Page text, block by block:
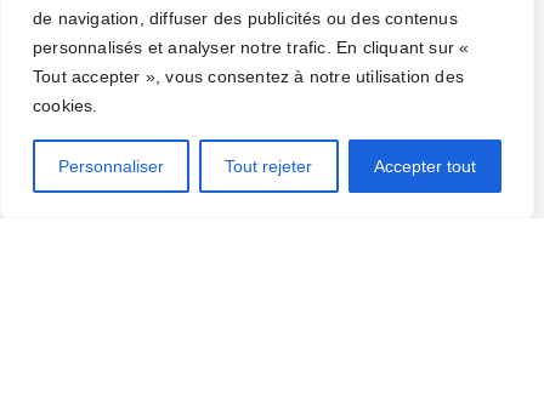
de navigation, diffuser des publicités ou des contenus
personnalisés et analyser notre trafic. En cliquant sur «
Tout accepter », vous consentez à notre utilisation des
cookies.
Personnaliser Tout rejeter Accepter tout